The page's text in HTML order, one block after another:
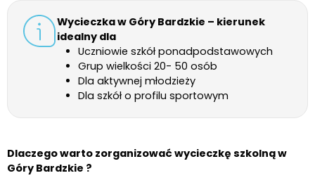
Wycieczka w Góry Bardzkie – kierunek
idealny dla
Uczniowie szkół ponadpodstawowych
Grup wielkości 20- 50 osób
Dla aktywnej młodzieży
Dla szkół o profilu sportowym
Dlaczego warto zorganizować wycieczkę szkolną w
Góry Bardzkie ?